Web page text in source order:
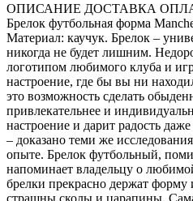
ОПИСАНИЕ ДОСТАВКА
Брелок футбольная форма
Материал: каучук. Брелок –
никогда не будет лишним.
логотипом любимого клуба и
настроение, где бы вы ни
это возможность сделать
привлекательнее и
настроение и дарит радость
– доказано теми же
опыте. Брелок футбольный,
напоминает владельцу о
брелки прекрасно держат
страшны сколы и царапины.